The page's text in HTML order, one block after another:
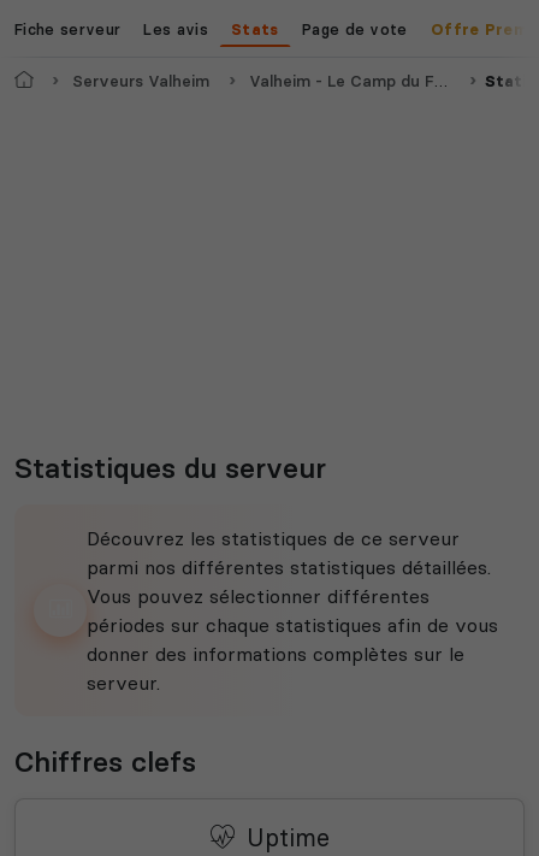
Fiche serveur Les avis Stats Page de vote Offre
AccueilServeurs Valheim Valheim - Le Camp du Feu Sacré
Statistiques du serveur
Découvrez les statistiques de ce serveur
parmi nos différentes statistiques détaillées.
Vous pouvez sélectionner différentes
périodes sur chaque statistiques afin de vous
donner des informations complètes sur le
serveur.
Chiffres clefs
Uptime